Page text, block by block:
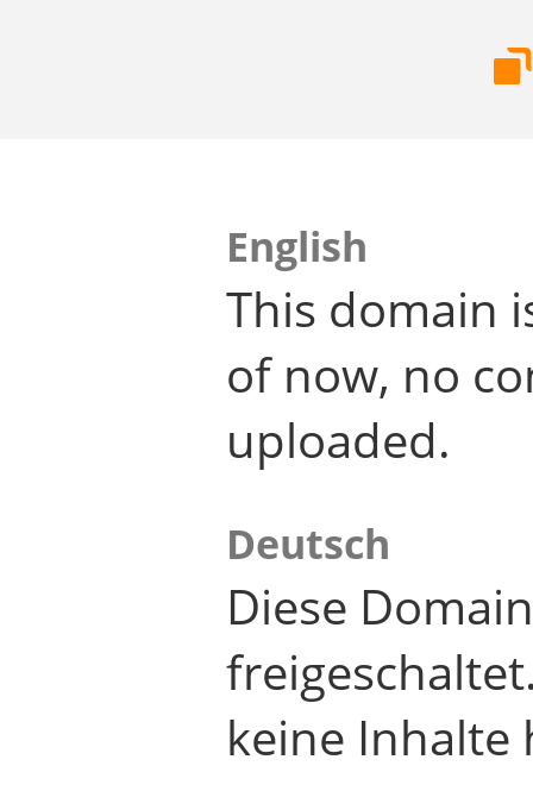
English
This domain
of now, no
uploaded.
Deutsch
Diese
keine Inhalte